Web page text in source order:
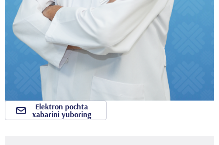
Elektron pochta
xabarini yuboring